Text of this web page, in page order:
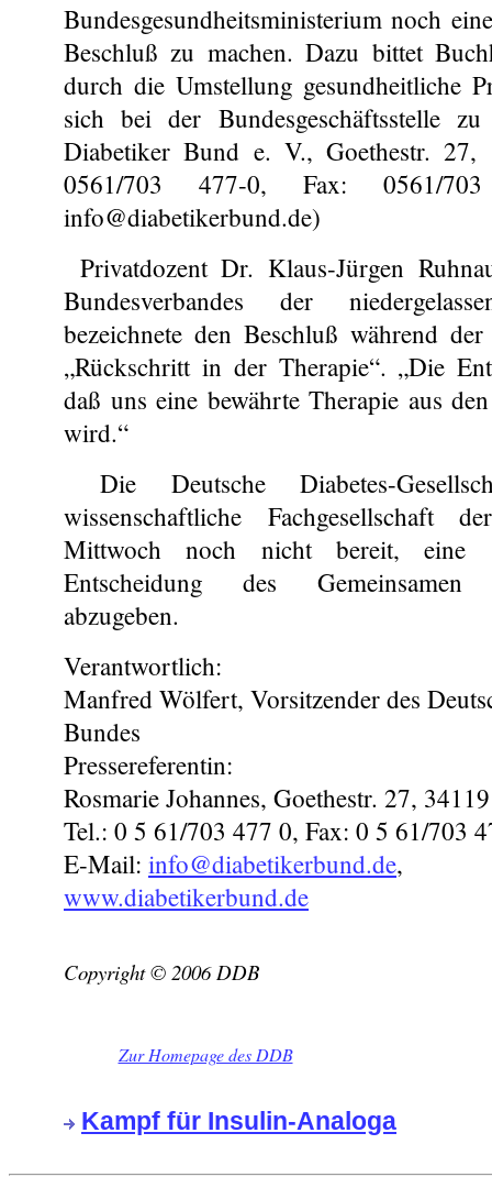
Bundesgesundheitsministerium noch
Beschluß zu machen. Dazu bittet
durch die Umstellung gesundheitliche
sich bei der Bundesgeschäftsstelle
Diabetiker Bund e. V., Goethestr. 27,
0561/703 477-0, Fax: 0561/
info@diabetikerbund.de)
Privatdozent Dr. Klaus-Jürgen
Bundesverbandes der
bezeichnete den Beschluß während der
„Rückschritt in der Therapie“. „Die
daß uns eine bewährte Therapie aus
wird.“
Die Deutsche Diabetes-
wissenschaftliche
Mittwoch noch nicht bereit, eine
Entscheidung des Gemeinsamen
abzugeben.
Verantwortlich:
Manfred Wölfert, Vorsitzender des
Bundes
Pressereferentin:
Rosmarie Johannes, Goethestr. 27,
Tel.: 0 5 61/703 477 0, Fax: 0 5 61/703
E-Mail: info@diabetikerbund.de,
www.diabetikerbund.de
Copyright © 2006 DDB
Zur Homepage des DDB
Kampf für Insulin-Analoga